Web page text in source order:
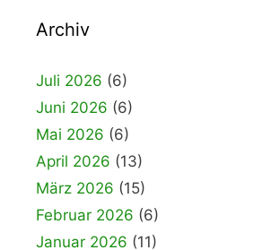
Archiv
Juli 2026 (6)
Juni 2026 (6)
Mai 2026 (6)
April 2026 (13)
März 2026 (15)
Februar 2026 (6)
Januar 2026 (11)